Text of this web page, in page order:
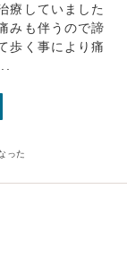
療していました
みも伴うので諦
歩く事により痛
った